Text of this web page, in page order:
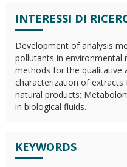
INTERESSI DI
Development of analysis
pollutants in environmental
methods for the qualitative
characterization of
natural products;
in biological fluids.
KEYWORDS